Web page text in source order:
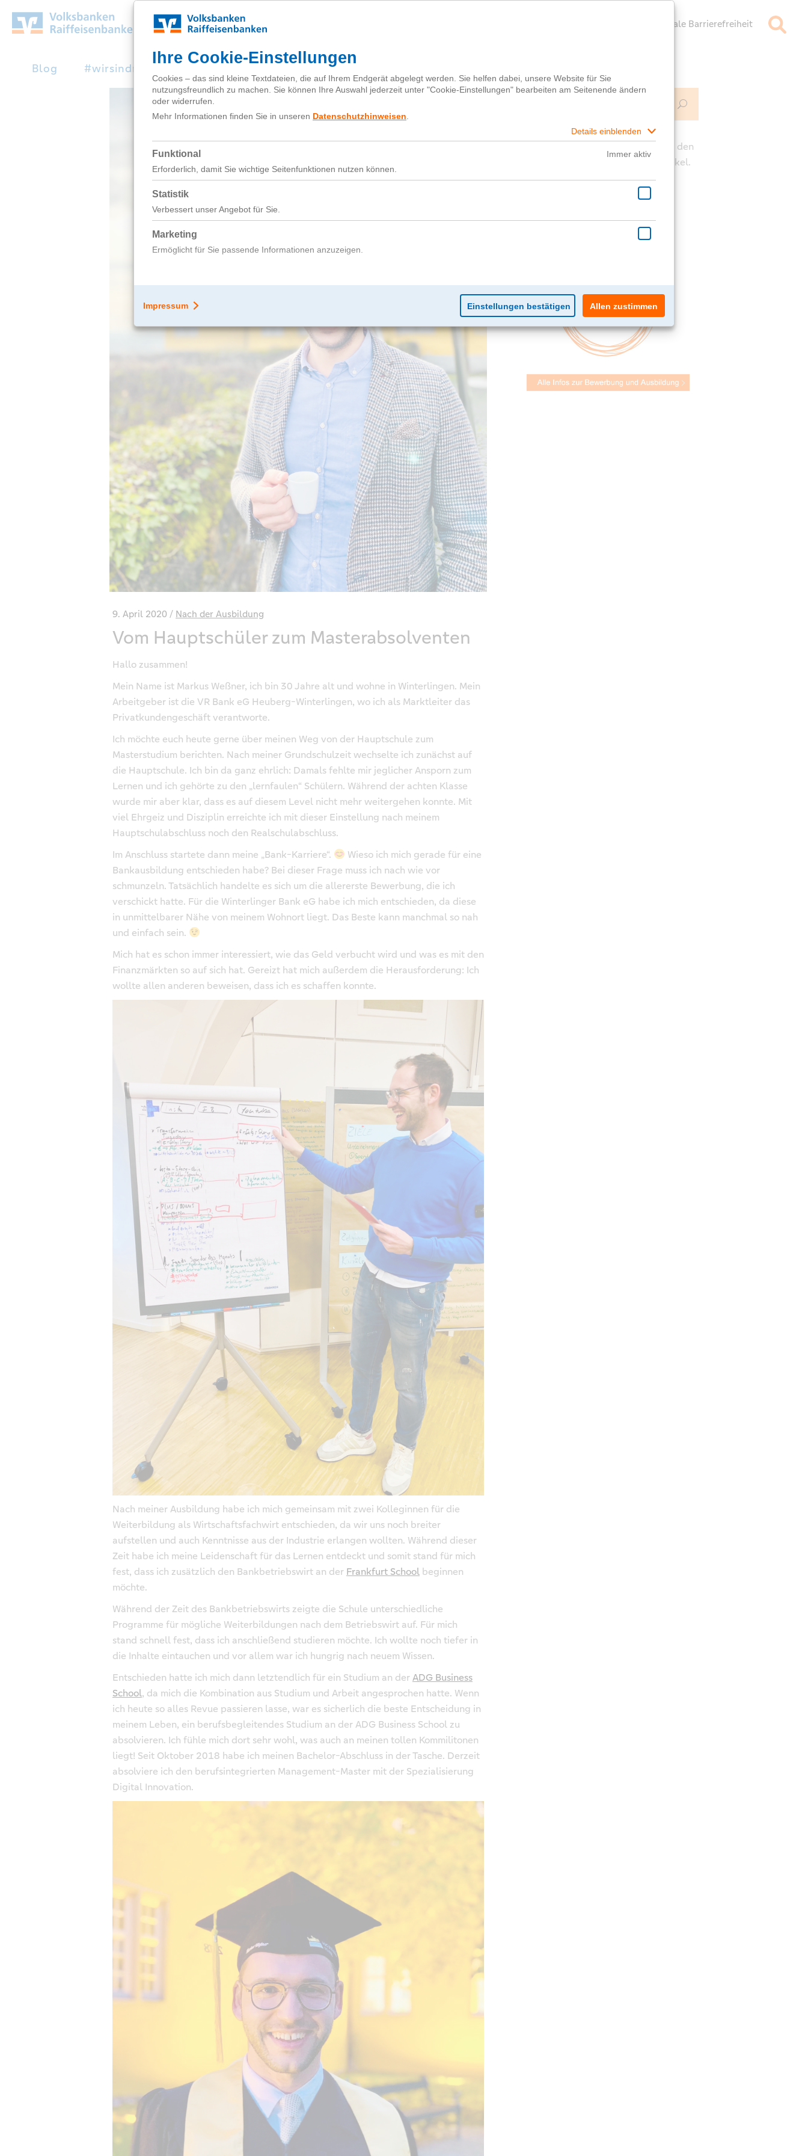
Zum
Hauptinhalt
Digitale Barrierefreiheit
Blog #wirsindnext Fragebox
9. April 2020 Nach der Ausbildung
Vom Hauptschüler zum Masterabsolventen
Hallo zusammen!
Mein Name ist Markus Weßner, ich bin 30 Jahre alt und wohne in Winterlingen. Mein
Arbeitgeber ist die VR Bank eG Heuberg-Winterlingen, wo ich als Marktleiter das
Privatkundengeschäft verantworte.
Ich möchte euch heute gerne über meinen Weg von der Hauptschule zum
Masterstudium berichten. Nach meiner Grundschulzeit wechselte ich zunächst auf
die Hauptschule. Ich bin da ganz ehrlich: Damals fehlte mir jeglicher Ansporn zum
Lernen und ich gehörte zu den „lernfaulen“ Schülern. Während der achten Klasse
wurde mir aber klar, dass es auf diesem Level nicht mehr weitergehen konnte. Mit
viel Ehrgeiz und Disziplin erreichte ich mit dieser Einstellung nach meinem
Hauptschulabschluss noch den Realschulabschluss.
Im Anschluss startete dann meine „Bank-Karriere“.
Wieso ich mich gerade für eine
Bankausbildung entschieden habe? Bei dieser Frage muss ich nach wie vor
schmunzeln. Tatsächlich handelte es sich um die allererste Bewerbung, die ich
verschickt hatte. Für die Winterlinger Bank eG habe ich mich entschieden, da diese
in unmittelbarer Nähe von meinem Wohnort liegt. Das Beste kann manchmal so nah
und einfach sein.
Mich hat es schon immer interessiert, wie das Geld verbucht wird und was es mit den
Finanzmärkten so auf sich hat. Gereizt hat mich außerdem die Herausforderung: Ich
wollte allen anderen beweisen, dass ich es schaffen konnte.
Nach meiner Ausbildung habe ich mich gemeinsam mit zwei Kolleginnen für die
Weiterbildung als Wirtschaftsfachwirt entschieden, da wir uns noch breiter
aufstellen und auch Kenntnisse aus der Industrie erlangen wollten. Während dieser
Zeit habe ich meine Leidenschaft für das Lernen entdeckt und somit stand für mich
fest, dass ich zusätzlich den Bankbetriebswirt an der Frankfurt School beginnen
möchte.
Während der Zeit des Bankbetriebswirts zeigte die Schule unterschiedliche
Programme für mögliche Weiterbildungen nach dem Betriebswirt auf. Für mich
stand schnell fest, dass ich anschließend studieren möchte. Ich wollte noch tiefer in
die Inhalte eintauchen und vor allem war ich hungrig nach neuem Wissen.
Entschieden hatte ich mich dann letztendlich für ein Studium an derADG Business
School, da mich die Kombination aus Studium und Arbeit angesprochen hatte. Wenn
ich heute so alles Revue passieren lasse, war es sicherlich die beste Entscheidung in
meinem Leben, ein berufsbegleitendes Studium an der ADG Business School zu
absolvieren. Ich fühle mich dort sehr wohl, was auch an meinen tollen Kommilitonen
liegt! Seit Oktober 2018 habe ich meinen Bachelor-Abschluss in der Tasche. Derzeit
absolviere ich den berufsintegrierten Management-Master mit der Spezialisierung
Digital Innovation.
Search
Nutze die Kommentarfunktion unter den
Beiträgen für deine Fragen zum Artikel.
Du hast eine generelle Frage?